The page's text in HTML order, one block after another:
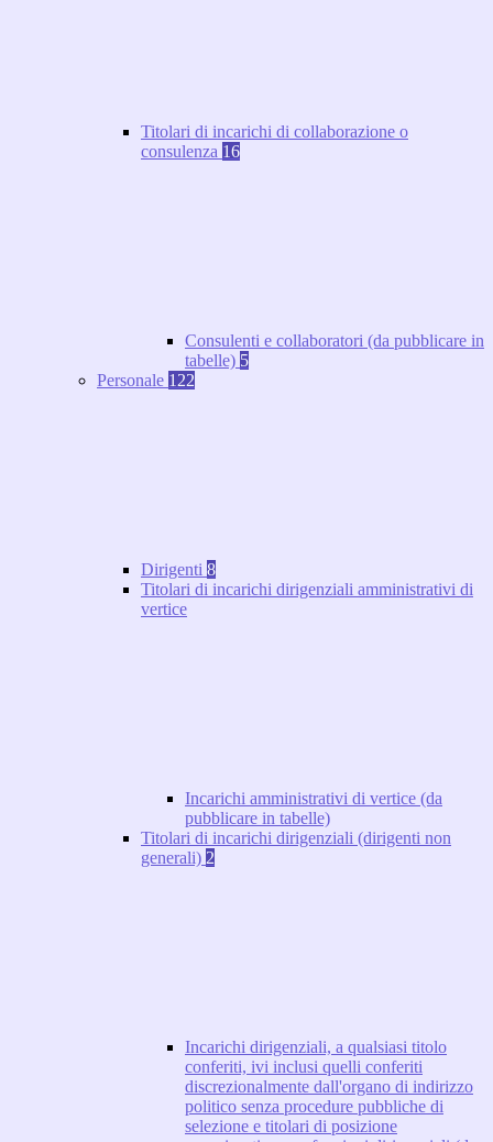
Titolari di incarichi di collaborazione o
consulenza 16
Consulenti e collaboratori (da pubblicare in
tabelle) 5
Personale 122
Dirigenti 8
Titolari di incarichi dirigenziali amministrativi di
vertice
Incarichi amministrativi di vertice (da
pubblicare in tabelle)
Titolari di incarichi dirigenziali (dirigenti non
generali) 2
Incarichi dirigenziali, a qualsiasi titolo
conferiti, ivi inclusi quelli conferiti
discrezionalmente dall'organo di indirizzo
politico senza procedure pubbliche di
selezione e titolari di posizione